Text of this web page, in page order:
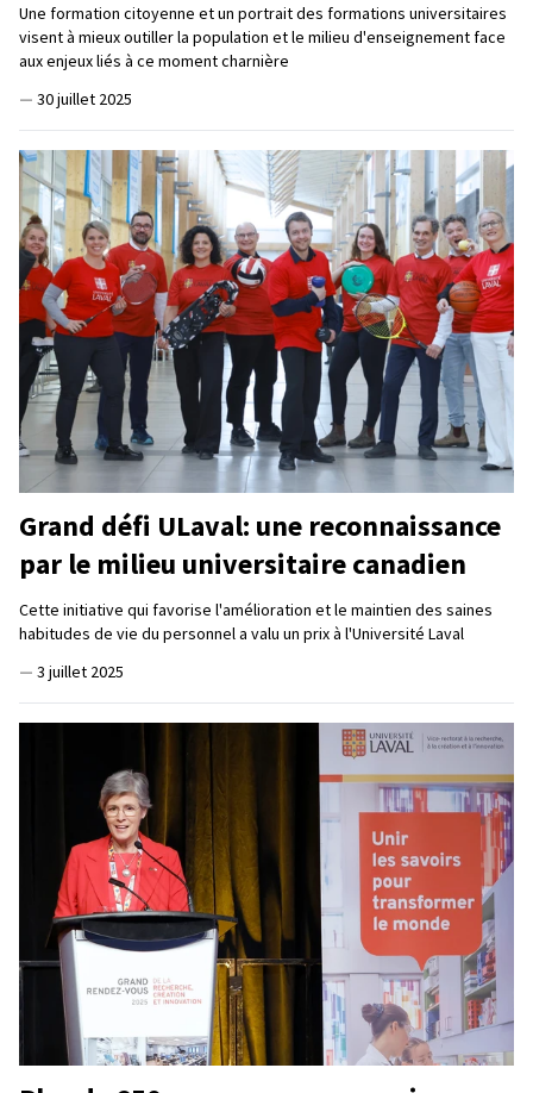
Une formation citoyenne et un portrait des formations universitaires
visent à mieux outiller la population et le milieu d'enseignement face
aux enjeux liés à ce moment charnière
— 30 juillet 2025
Grand défi ULaval: une reconnaissance
par le milieu universitaire canadien
Cette initiative qui favorise l'amélioration et le maintien des saines
habitudes de vie du personnel a valu un prix à l'Université Laval
— 3 juillet 2025